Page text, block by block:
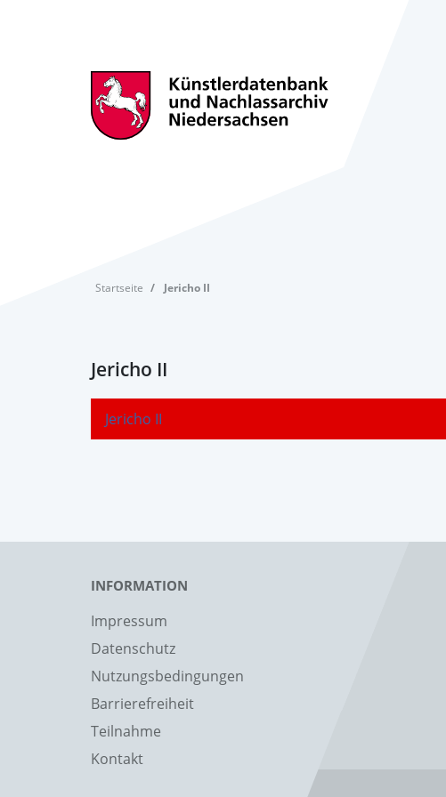
Startseite Jericho II
Jericho II
Jericho II
INFORMATION
Impressum
Datenschutz
Nutzungsbedingungen
Barrierefreiheit
Teilnahme
Kontakt